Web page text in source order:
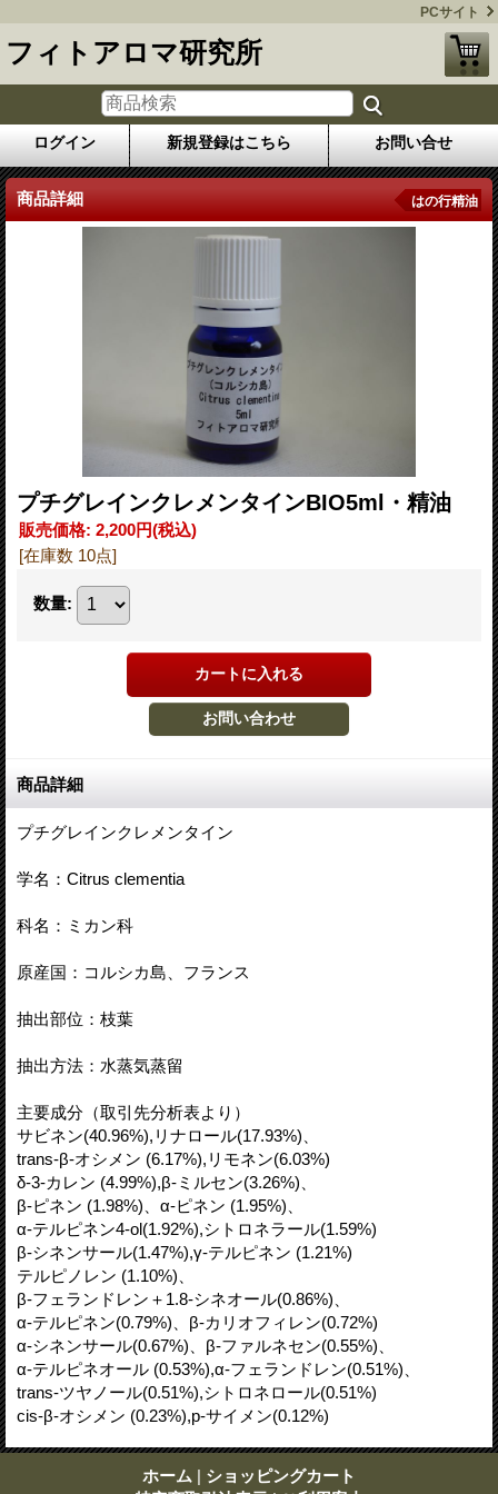
PCサイト
フィトアロマ研究所
ログイン 新規登録はこちら お問い合せ
商品詳細 はの行精油
プチグレインクレメンタインBIO5ml・精油
販売価格: 2,200円(税込)
[在庫数 10点]
数量:
商品詳細
プチグレインクレメンタイン
学名：Citrus clementia
科名：ミカン科
原産国：コルシカ島、フランス
抽出部位：枝葉
抽出方法：水蒸気蒸留
主要成分（取引先分析表より）
サビネン(40.96%),リナロール(17.93%)、
trans-β-オシメン (6.17%),リモネン(6.03%)
δ-3-カレン (4.99%),β-ミルセン(3.26%)、
β-ピネン (1.98%)、α-ピネン (1.95%)、
α-テルピネン4-ol(1.92%),シトロネラール(1.59%)
β‐シネンサール(1.47%),γ-テルピネン (1.21%)
テルピノレン (1.10%)、
β-フェランドレン＋1.8-シネオール(0.86%)、
α-テルピネン(0.79%)、β-カリオフィレン(0.72%)
α‐シネンサール(0.67%)、β-ファルネセン(0.55%)、
α-テルピネオール (0.53%),α-フェランドレン(0.51%)、
trans-ツヤノール(0.51%),シトロネロール(0.51%)
cis-β-オシメン (0.23%),p-サイメン(0.12%)
ホーム | ショッピングカート